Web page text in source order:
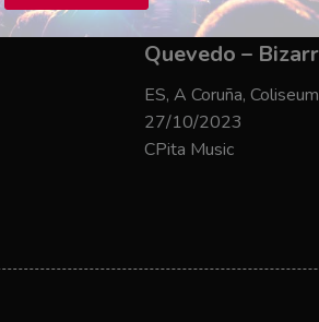
ES, A Coruña, Coliseum
27/10/2023
CPita Music